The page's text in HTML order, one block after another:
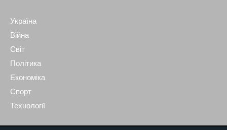
Україна
Війна
Світ
Політика
Економіка
Спорт
Технології